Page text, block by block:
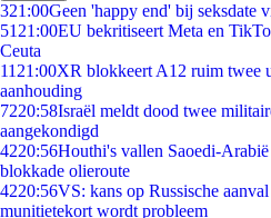
321:00Geen 'happy end' bij seksdate
51 21:00EU bekritiseert Meta en
Ceuta
11 21:00XR blokkeert A12 ruim twee
aanhouding
7220:58Israël meldt dood twee
aangekondigd
4220:56Houthi's vallen Saoedi-Arabië
blokkade olieroute
4220:56VS: kans op Russische
munitietekort wordt probleem